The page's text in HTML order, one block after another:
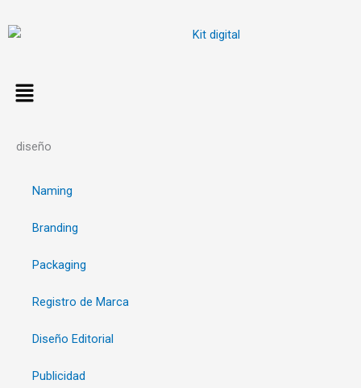
diseño
Naming
Branding
Packaging
Registro de Marca
Diseño Editorial
Publicidad